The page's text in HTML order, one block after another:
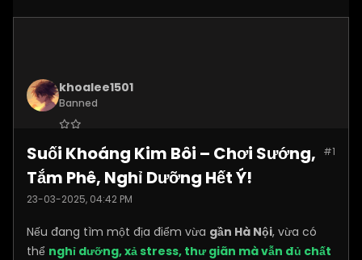
khoalee1501
Banned
Posts:5577 #1
Suối Khoáng Kim Bôi – Chơi Sướng,
Tắm Phê, Nghỉ Dưỡng Hết Ý!
23-03-2025, 04:42 PM
Nếu đang tìm một địa điểm vừa gần Hà Nội, vừa có
thể nghỉ dưỡng, xả stress, thư giãn mà vẫn đủ chất